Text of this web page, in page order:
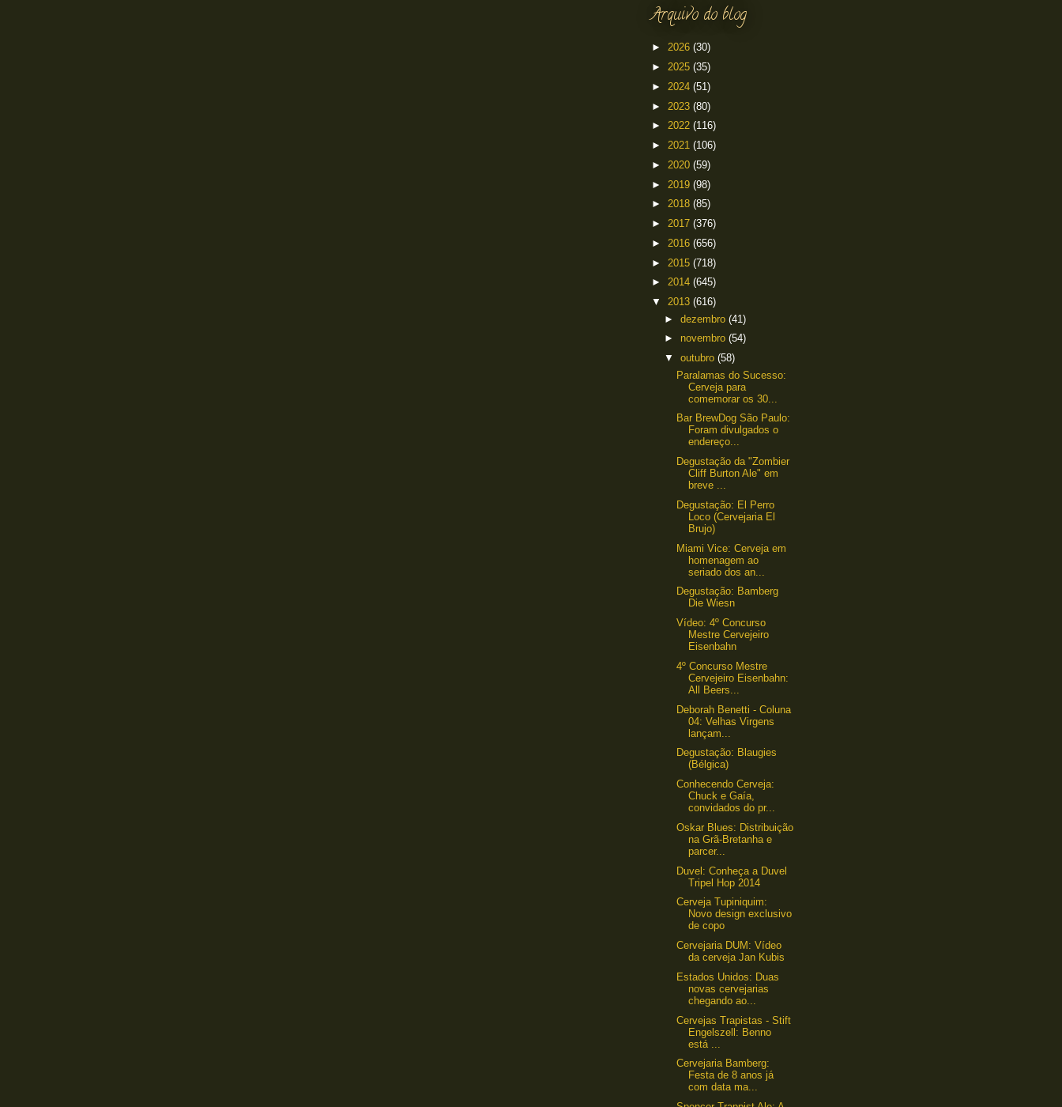
Arquivo do blog
► 2026 (30)
► 2025 (35)
► 2024 (51)
► 2023 (80)
► 2022 (116)
► 2021 (106)
► 2020 (59)
► 2019 (98)
► 2018 (85)
► 2017 (376)
► 2016 (656)
► 2015 (718)
► 2014 (645)
▼ 2013 (616)
► dezembro (41)
► novembro (54)
▼ outubro (58)
Paralamas do Sucesso:
Cerveja para
comemorar os 30...
Bar BrewDog São Paulo:
Foram divulgados o
endereço...
Degustação da "Zombier
Cliff Burton Ale" em
breve ...
Degustação: El Perro
Loco (Cervejaria El
Brujo)
Miami Vice: Cerveja em
homenagem ao
seriado dos an...
Degustação: Bamberg
Die Wiesn
Vídeo: 4º Concurso
Mestre Cervejeiro
Eisenbahn
4º Concurso Mestre
Cervejeiro Eisenbahn:
All Beers...
Deborah Benetti - Coluna
04: Velhas Virgens
lançam...
Degustação: Blaugies
(Bélgica)
Conhecendo Cerveja:
Chuck e Gaía,
convidados do pr...
Oskar Blues: Distribuição
na Grã-Bretanha e
parcer...
Duvel: Conheça a Duvel
Tripel Hop 2014
Cerveja Tupiniquim:
Novo design exclusivo
de copo
Cervejaria DUM: Vídeo
da cerveja Jan Kubis
Estados Unidos: Duas
novas cervejarias
chegando ao...
Cervejas Trapistas - Stift
Engelszell: Benno
está ...
Cervejaria Bamberg:
Festa de 8 anos já
com data ma...